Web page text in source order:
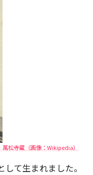
松寺蔵（画像：Wikipedia）
て生まれました。